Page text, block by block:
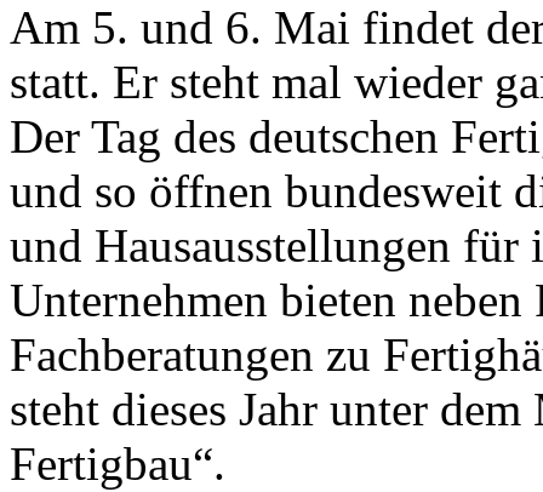
Am 5. und 6. Mai findet
statt. Er steht mal wieder
Der Tag des deutschen
und so öffnen bundesweit
und Hausausstellungen für
Unternehmen bieten
Fachberatungen zu
steht dieses Jahr unter
Fertigbau“.